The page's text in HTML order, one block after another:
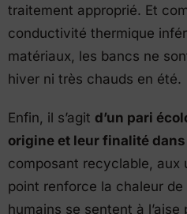
traitement approprié. Et
conductivité thermique
matériaux, les bancs ne
hiver ni très chauds en été.
Enfin, il s’agit d’un pari
origine et leur finalité
composant recyclable, aux
point renforce la chaleur de
humains se sentent à